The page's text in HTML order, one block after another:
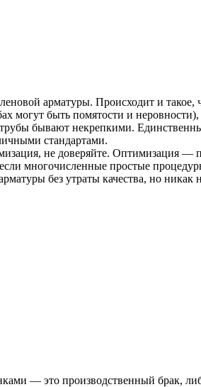
арматуры. Происходит и
быть помятости и
бывают некрепкими.
стандартами.
не доверяйте. Оптимизация
многочисленные простые
без утраты качества, но никак
— это производственный брак,